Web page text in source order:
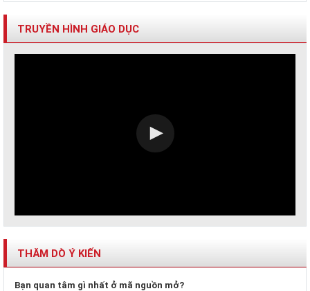
TRUYỀN HÌNH GIÁO DỤC
THĂM DÒ Ý KIẾN
Bạn quan tâm gì nhất ở mã nguồn mở?